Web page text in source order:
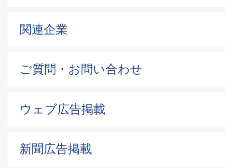
関連企業
ご質問・お問い合わせ
ウェブ広告掲載
新聞広告掲載